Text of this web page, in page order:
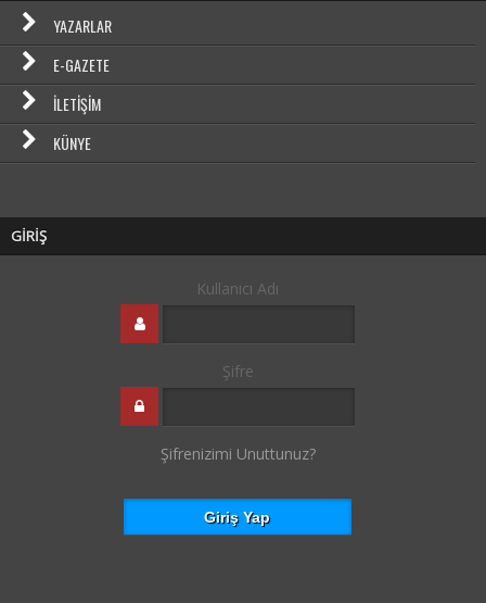
YAZARLAR
E-GAZETE
İLETIŞIM
KÜNYE
GİRİŞ
Kullanıcı Adı
Şifre
Şifrenizimi Unuttunuz?